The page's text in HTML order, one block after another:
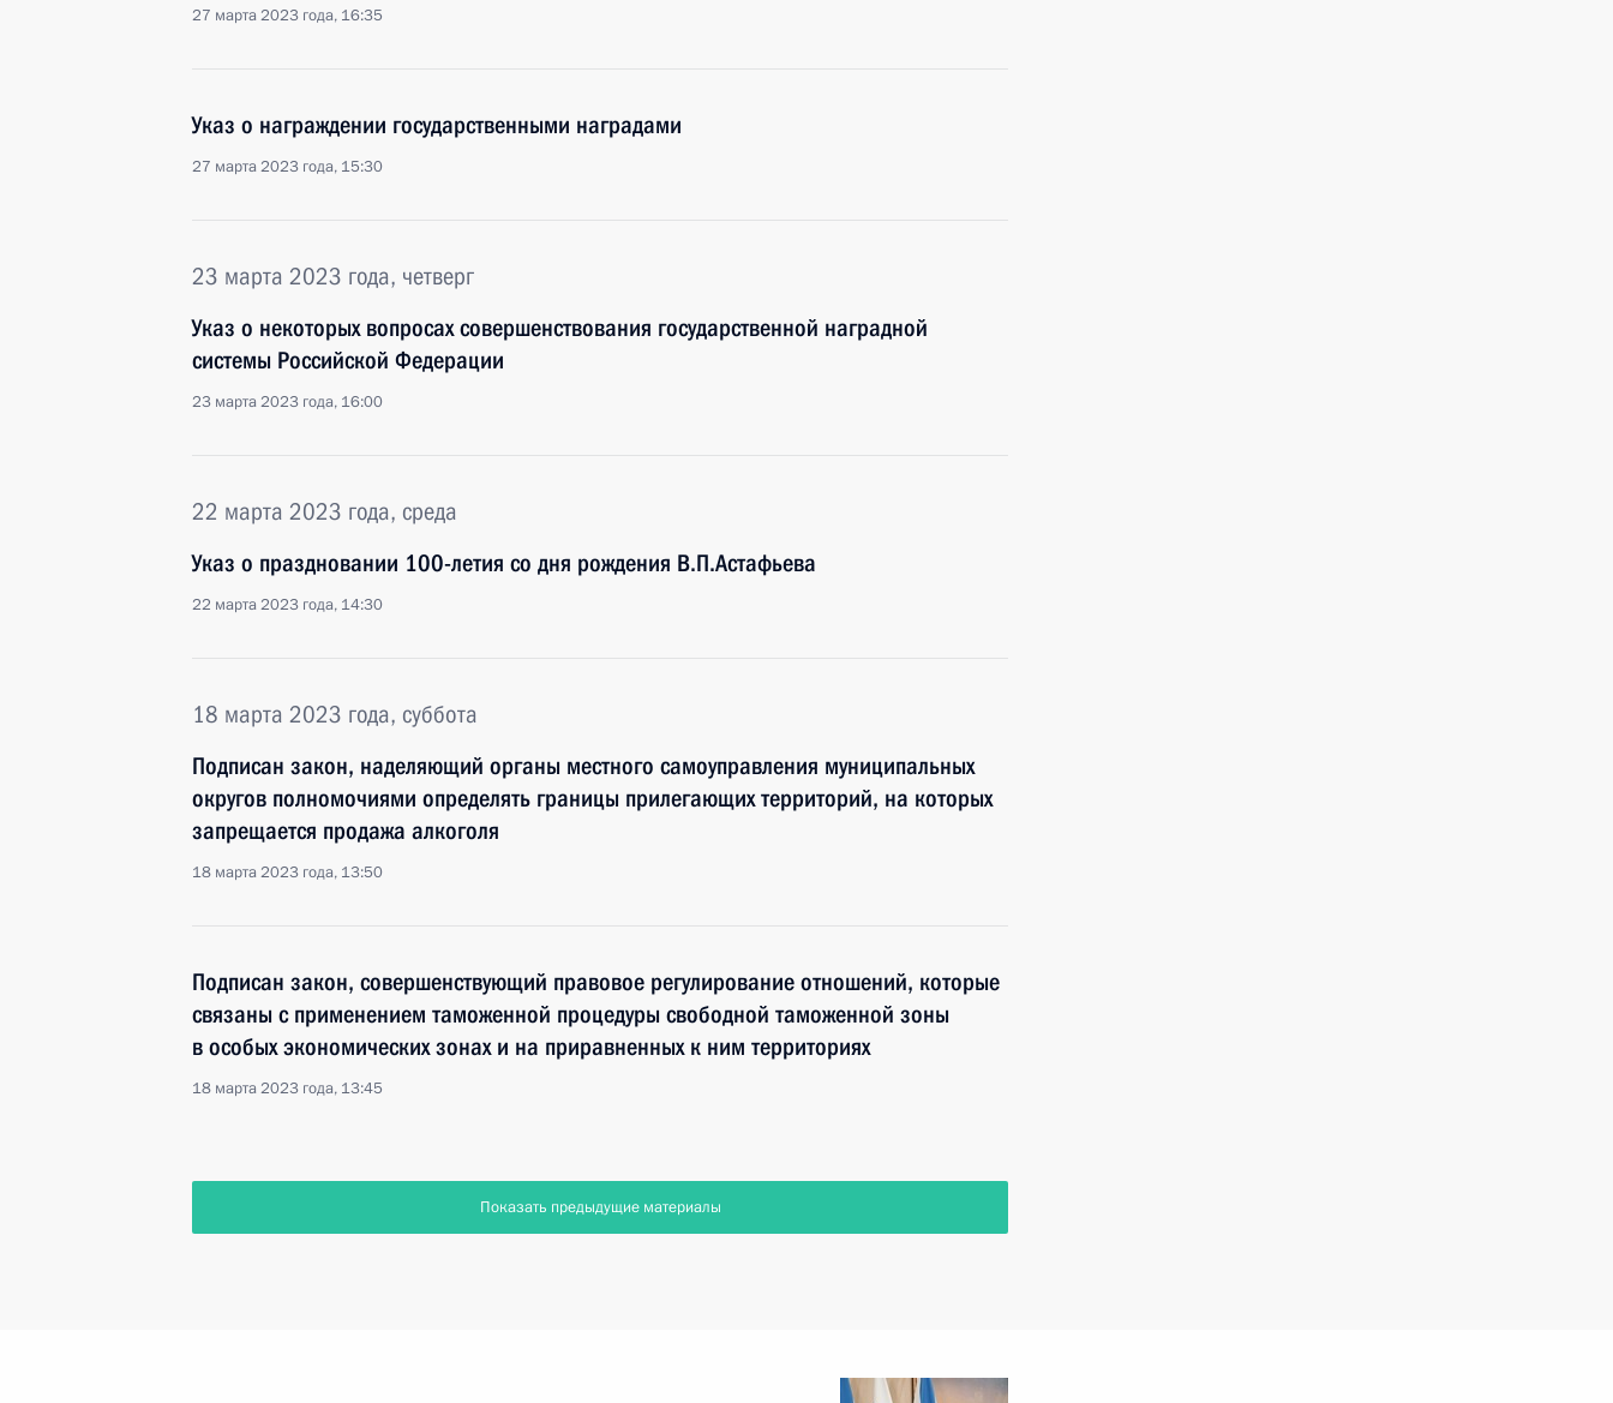
27 марта 2023 года, 16:35
Указ о награждении государственными наградами
27 марта 2023 года, 15:30
23 марта 2023 года, четверг
Указ о некоторых вопросах совершенствования государственной наградной
системы Российской Федерации
23 марта 2023 года, 16:00
22 марта 2023 года, среда
Указ о праздновании 100-летия со дня рождения В.П.Астафьева
22 марта 2023 года, 14:30
18 марта 2023 года, суббота
Подписан закон, наделяющий органы местного самоуправления муниципальных
округов полномочиями определять границы прилегающих территорий, на которых
запрещается продажа алкоголя
18 марта 2023 года, 13:50
Подписан закон, совершенствующий правовое регулирование отношений, которые
связаны с применением таможенной процедуры свободной таможенной зоны
в особых экономических зонах и на приравненных к ним территориях
18 марта 2023 года, 13:45
Показать предыдущие материалы